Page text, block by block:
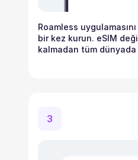
Roamless
bir kez kurun. eSIM
kalmadan tüm dünyada
3